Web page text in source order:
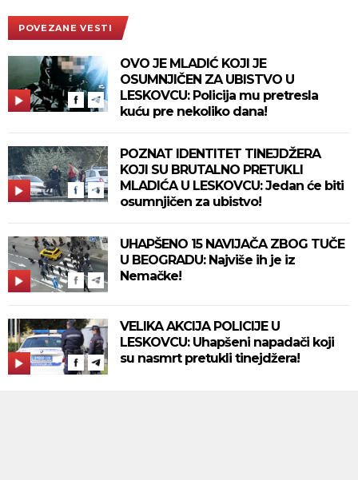
POVEZANE VESTI
OVO JE MLADIĆ KOJI JE
OSUMNJIČEN ZA UBISTVO U
LESKOVCU: Policija mu pretresla
kuću pre nekoliko dana!
POZNAT IDENTITET TINEJDŽERA
KOJI SU BRUTALNO PRETUKLI
MLADIĆA U LESKOVCU: Jedan će biti
osumnjičen za ubistvo!
UHAPŠENO 15 NAVIJAČA ZBOG TUČE
U BEOGRADU: Najviše ih je iz
Nemačke!
VELIKA AKCIJA POLICIJE U
LESKOVCU: Uhapšeni napadači koji
su nasmrt pretukli tinejdžera!